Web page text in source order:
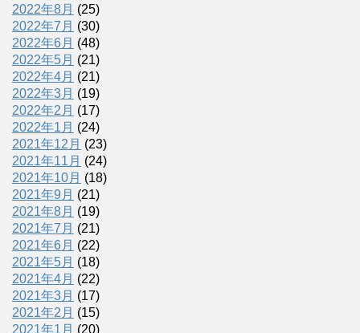
2022年8月 (25)
2022年7月 (30)
2022年6月 (48)
2022年5月 (21)
2022年4月 (21)
2022年3月 (19)
2022年2月 (17)
2022年1月 (24)
2021年12月 (23)
2021年11月 (24)
2021年10月 (18)
2021年9月 (21)
2021年8月 (19)
2021年7月 (21)
2021年6月 (22)
2021年5月 (18)
2021年4月 (22)
2021年3月 (17)
2021年2月 (15)
2021年1月 (20)